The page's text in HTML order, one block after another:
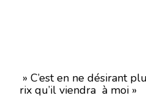
» C’est en ne désirant
rix qu’il viendra à moi »